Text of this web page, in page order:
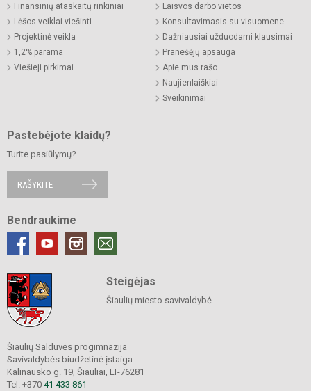
Finansinių ataskaitų rinkiniai
Lėšos veiklai viešinti
Projektinė veikla
1,2% parama
Viešieji pirkimai
Laisvos darbo vietos
Konsultavimasis su visuomene
Dažniausiai užduodami klausimai
Pranešėjų apsauga
Apie mus rašo
Naujienlaiškiai
Sveikinimai
Pastebėjote klaidų?
Turite pasiūlymų?
RAŠYKITE
Bendraukime
Steigėjas
Šiaulių miesto savivaldybė
Šiaulių Salduvės progimnazija
Savivaldybės biudžetinė įstaiga
Kalinausko g. 19, Šiauliai, LT-76281
Tel. +370 41 433 861